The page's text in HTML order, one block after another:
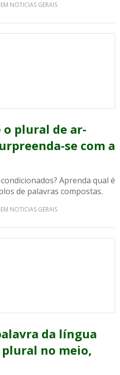
NOTICIAS GERAIS
o plural de ar-
se com a
Aprenda qual é
de palavras compostas.
NOTICIAS GERAIS
da língua
no meio,